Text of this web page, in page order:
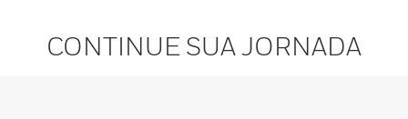
CONTINUE SUA JORNADA